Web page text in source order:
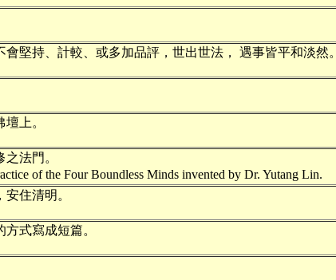
堅持、計較、或多加品評，世出世法， 遇事皆平和淡然。
上。
法門。
of the Four Boundless Minds invented by Dr. Yutang Lin.
住清明。
式寫成短篇。